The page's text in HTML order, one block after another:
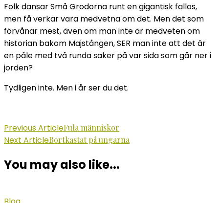
Folk dansar Små Grodorna runt en gigantisk fallos,
men få verkar vara medvetna om det. Men det som
förvånar mest, även om man inte är medveten om
historian bakom Majstången, SER man inte att det är
en påle med två runda saker på var sida som går ner i
jorden?
Tydligen inte. Men i år ser du det.
Post
Navigation
Previous ArticleFula människor
Next ArticleBortkastat på ungarna
You may also like...